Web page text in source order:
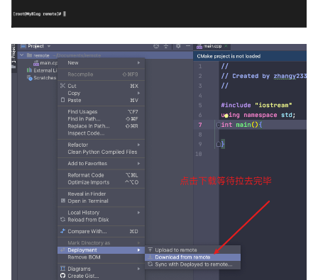
cargo 中的版本依赖
django优化:nginx
upstream+DRF缓存
docker将容器保存为镜像并落
librdkafka配置参数整理
pypy安装numpy, pands,
python_下标取值原理简单实
现__getitem__
基于risc-v平台,使用rust开
发一个属于自己的操作系统内
核
实战通过内核模块hook全部系
对 Rust 中 PhantomData 的
屠龙之技! 使用Rust加速你的
常见的Rust lifetime误解
张汉东老师: 值语义、引用语